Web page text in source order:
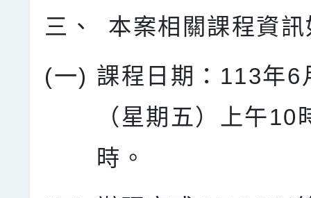
三、
本案相關課程資
(一) 課程日期：113年6
（星期五）上午10
時。